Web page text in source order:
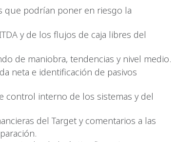
que podrían poner en riesgo la
y de los flujos de caja libres del
de maniobra, tendencias y nivel medio.
neta e identificación de pasivos
control interno de los sistemas y del
del Target y comentarios a las